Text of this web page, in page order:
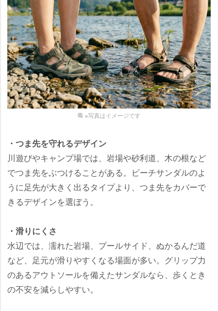
※写真はイメージです
・つま先を守れるデザイン
川遊びやキャンプ場では、岩場や砂利道、木の根など
でつま先をぶつけることがある。ビーチサンダルのよ
うに足先が大きく出るタイプより、つま先をカバーで
きるデザインを選ぼう。
・滑りにくさ
水辺では、濡れた岩場、プールサイド、ぬかるんだ道
など、足元が滑りやすくなる場面が多い。グリップ力
のあるアウトソールを備えたサンダルなら、歩くとき
の不安を減らしやすい。